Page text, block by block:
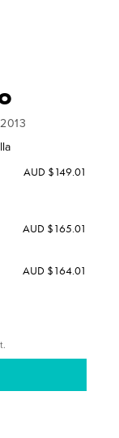
AUD $149.01
AUD $165.01
AUD $164.01